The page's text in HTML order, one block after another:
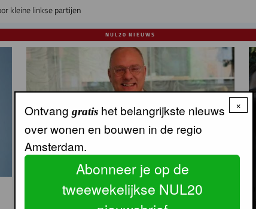
kleine linkse partijen
NUL20 NIEUWS
Peter Kranenburg nieuwe directeur Financiën
en Bedrijfsvoering bij Lieven de Key
×
Ontvang gratis het belangrijkste nieuws
over wonen en bouwen in de regio
Amsterdam.
Abonneer je op de
tweewekelijkse NUL20